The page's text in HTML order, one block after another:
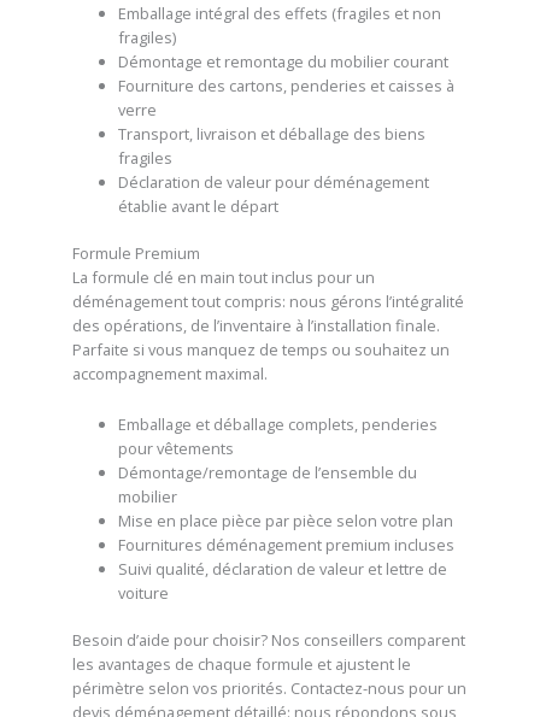
Emballage intégral des effets (fragiles et non
fragiles)
Démontage et remontage du mobilier courant
Fourniture des cartons, penderies et caisses à
verre
Transport, livraison et déballage des biens
fragiles
Déclaration de valeur pour déménagement
établie avant le départ
Formule Premium
La formule clé en main tout inclus pour un
déménagement tout compris: nous gérons l’intégralité
des opérations, de l’inventaire à l’installation finale.
Parfaite si vous manquez de temps ou souhaitez un
accompagnement maximal.
Emballage et déballage complets, penderies
pour vêtements
Démontage/remontage de l’ensemble du
mobilier
Mise en place pièce par pièce selon votre plan
Fournitures déménagement premium incluses
Suivi qualité, déclaration de valeur et lettre de
voiture
Besoin d’aide pour choisir? Nos conseillers comparent
les avantages de chaque formule et ajustent le
périmètre selon vos priorités. Contactez-nous pour un